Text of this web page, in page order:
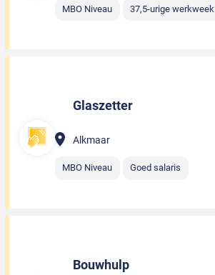
MBO Niveau 37,5-urige werkweek
Glaszetter
Alkmaar
MBO Niveau Goed salaris
Bouwhulp